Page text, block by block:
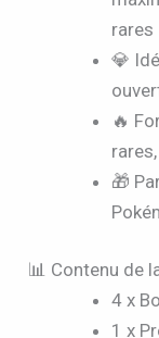
rares
💎
🔥
🎁
📊 Contenu de
4 x
1 x